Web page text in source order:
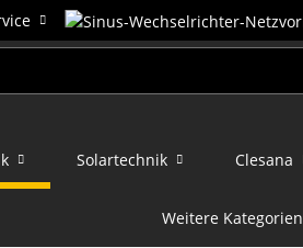
Solartechnik Clesana
Weitere Kategorien